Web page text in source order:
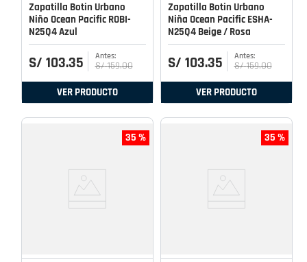
Zapatilla Botin Urbano
Niño Ocean Pacific ROBI-
N25Q4 Azul
S/ 103.35 S/ 159.00
VER PRODUCTO
Zapatilla Botin Urbano
Niña Ocean Pacific ESHA-
N25Q4 Beige / Rosa
S/ 103.35 S/ 159.00
VER PRODUCTO
35 % 35 %